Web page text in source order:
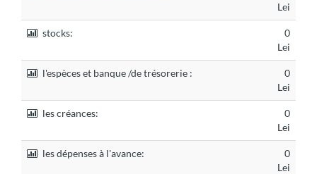
Lei
stocks:
0
Lei
l'espèces et banque /de trésorerie :
0
Lei
les créances:
0
Lei
les dépenses à l'avance:
0
Lei